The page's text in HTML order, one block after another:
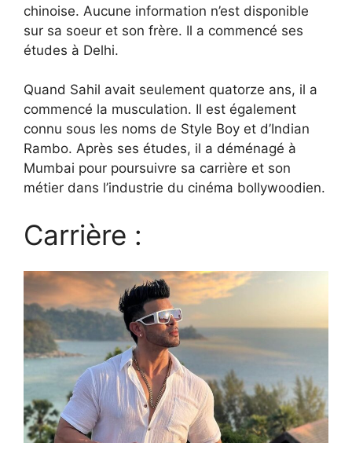
chinoise. Aucune information n’est disponible
sur sa soeur et son frère. Il a commencé ses
études à Delhi.
Quand Sahil avait seulement quatorze ans, il a
commencé la musculation. Il est également
connu sous les noms de Style Boy et d’Indian
Rambo. Après ses études, il a déménagé à
Mumbai pour poursuivre sa carrière et son
métier dans l’industrie du cinéma bollywoodien.
Carrière :